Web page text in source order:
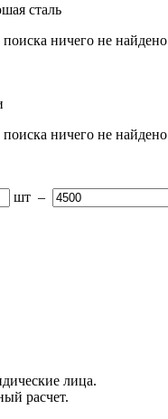
сталь
ничего не найдено
ничего не найдено
шт –
лица.
расчет.